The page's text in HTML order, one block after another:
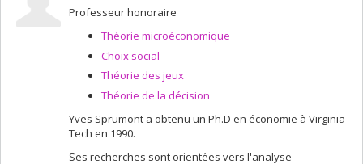
Microéconomie
Théorie microéconomique
Professeur honoraire
Théorie microéconomique
Choix social
Théorie des jeux
Théorie de la décision
Yves Sprumont a obtenu un Ph.D en économie à Virginia
Tech en 1990.
Ses recherches sont orientées vers l'analyse